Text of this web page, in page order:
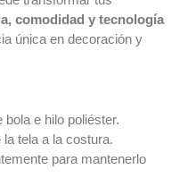
Oekotex
Venta
Online
X
comodidad y tecnología
única en decoración y
bola e hilo poliéster.
tela a la costura.
para mantenerlo